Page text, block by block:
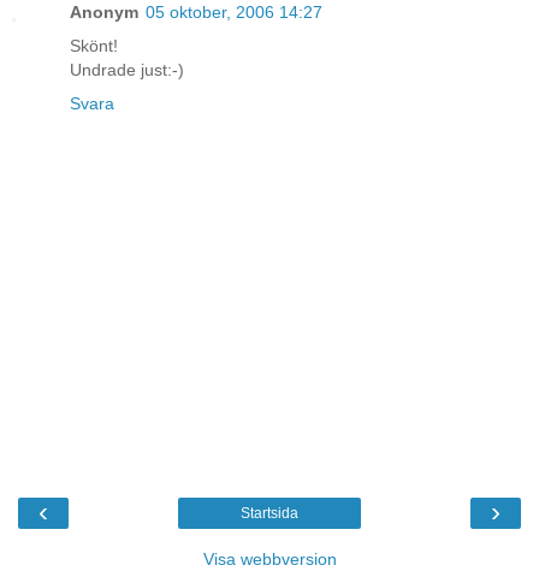
Anonym 05 oktober, 2006 14:27
Skönt!
Undrade just:-)
Svara
‹ ›
Startsida
Visa webbversion